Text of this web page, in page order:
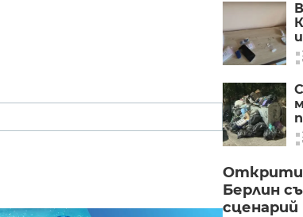
Берлин
сценарий